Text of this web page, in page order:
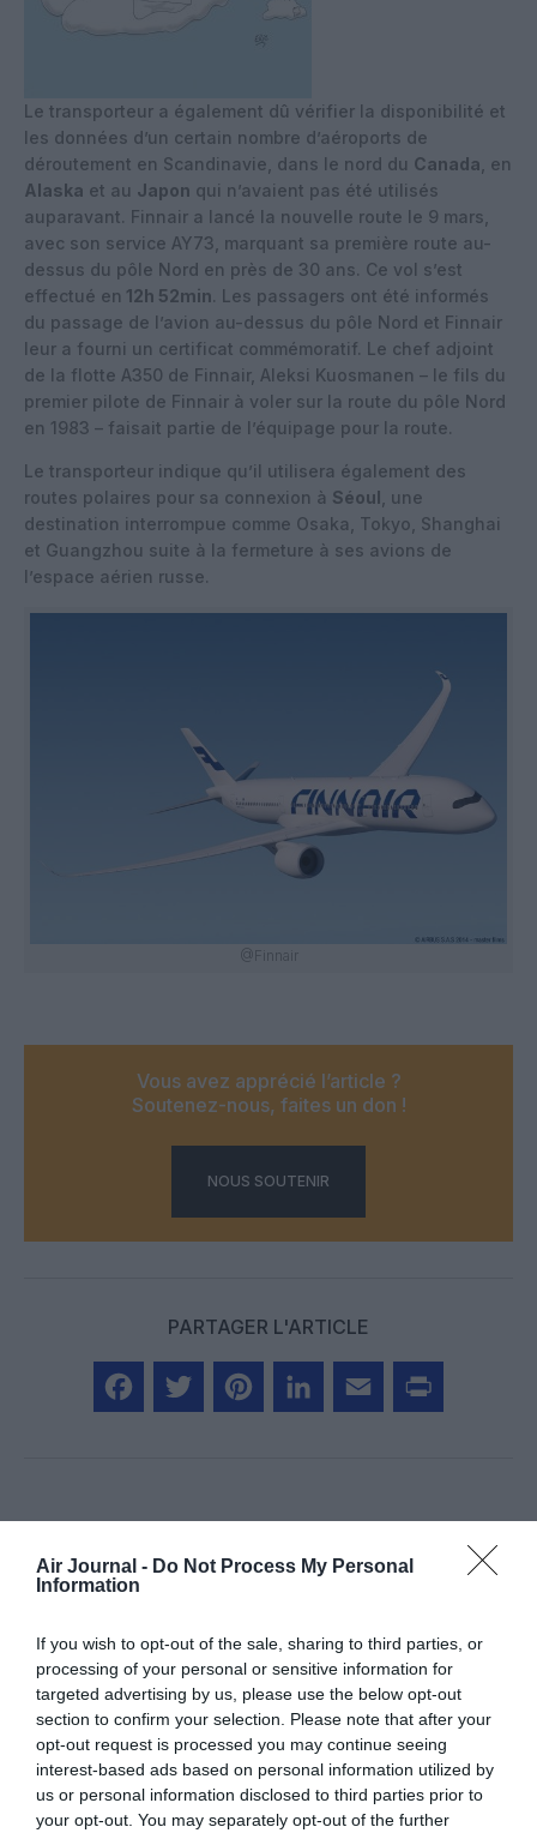
Air Journal - Do Not Process My Personal
Information
If you wish to opt-out of the sale, sharing to third parties, or
processing of your personal or sensitive information for
targeted advertising by us, please use the below opt-out
section to confirm your selection. Please note that after your
opt-out request is processed you may continue seeing
interest-based ads based on personal information utilized by
us or personal information disclosed to third parties prior to
your opt-out. You may separately opt-out of the further
Le transporteur a également dû vérifier la disponibilité et
les données d’un certain nombre d’aéroports de
déroutement en Scandinavie, dans le nord du Canada , en
Alaska et au Japon qui n’avaient pas été utilisés
auparavant. Finnair a lancé la nouvelle route le 9 mars,
avec son service AY73, marquant sa première route au-
dessus du pôle Nord en près de 30 ans. Ce vol s’est
effectué en 12h 52min. Les passagers ont été informés
du passage de l’avion au-dessus du pôle Nord et Finnair
leur a fourni un certificat commémoratif. Le chef adjoint
de la flotte A350 de Finnair, Aleksi Kuosmanen – le fils du
premier pilote de Finnair à voler sur la route du pôle Nord
en 1983 – faisait partie de l’équipage pour la route.
Le transporteur indique qu’il utilisera également des
routes polaires pour sa connexion à Séoul , une
destination interrompue comme Osaka, Tokyo, Shanghai
et Guangzhou suite à la fermeture à ses avions de
l’espace aérien russe.
@Finnair
Vous avez apprécié l’article ?
Soutenez-nous, faites un don !
NOUS SOUTENIR
PARTAGER L'ARTICLE
FAIRE UN DON
Appel aux lecteurs !
Soutenez Air Journal participez
à son